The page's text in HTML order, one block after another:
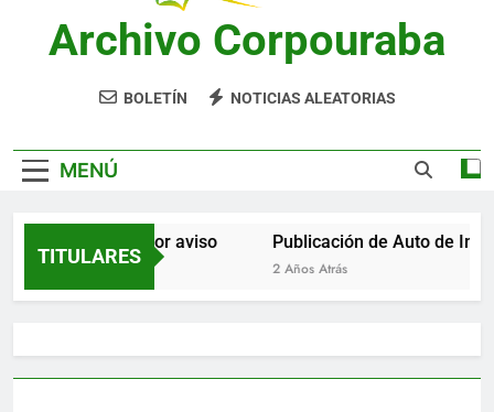
Publicación de Auto de Inicio de Trámite
CITACIONES
Archivo Corpouraba
BOLETÍN NOTICIAS ALEATORIAS
MENÚ
TITULARES
Notificación por aviso
2 Años Atrás
Publicación de Auto de
2 Años Atrás